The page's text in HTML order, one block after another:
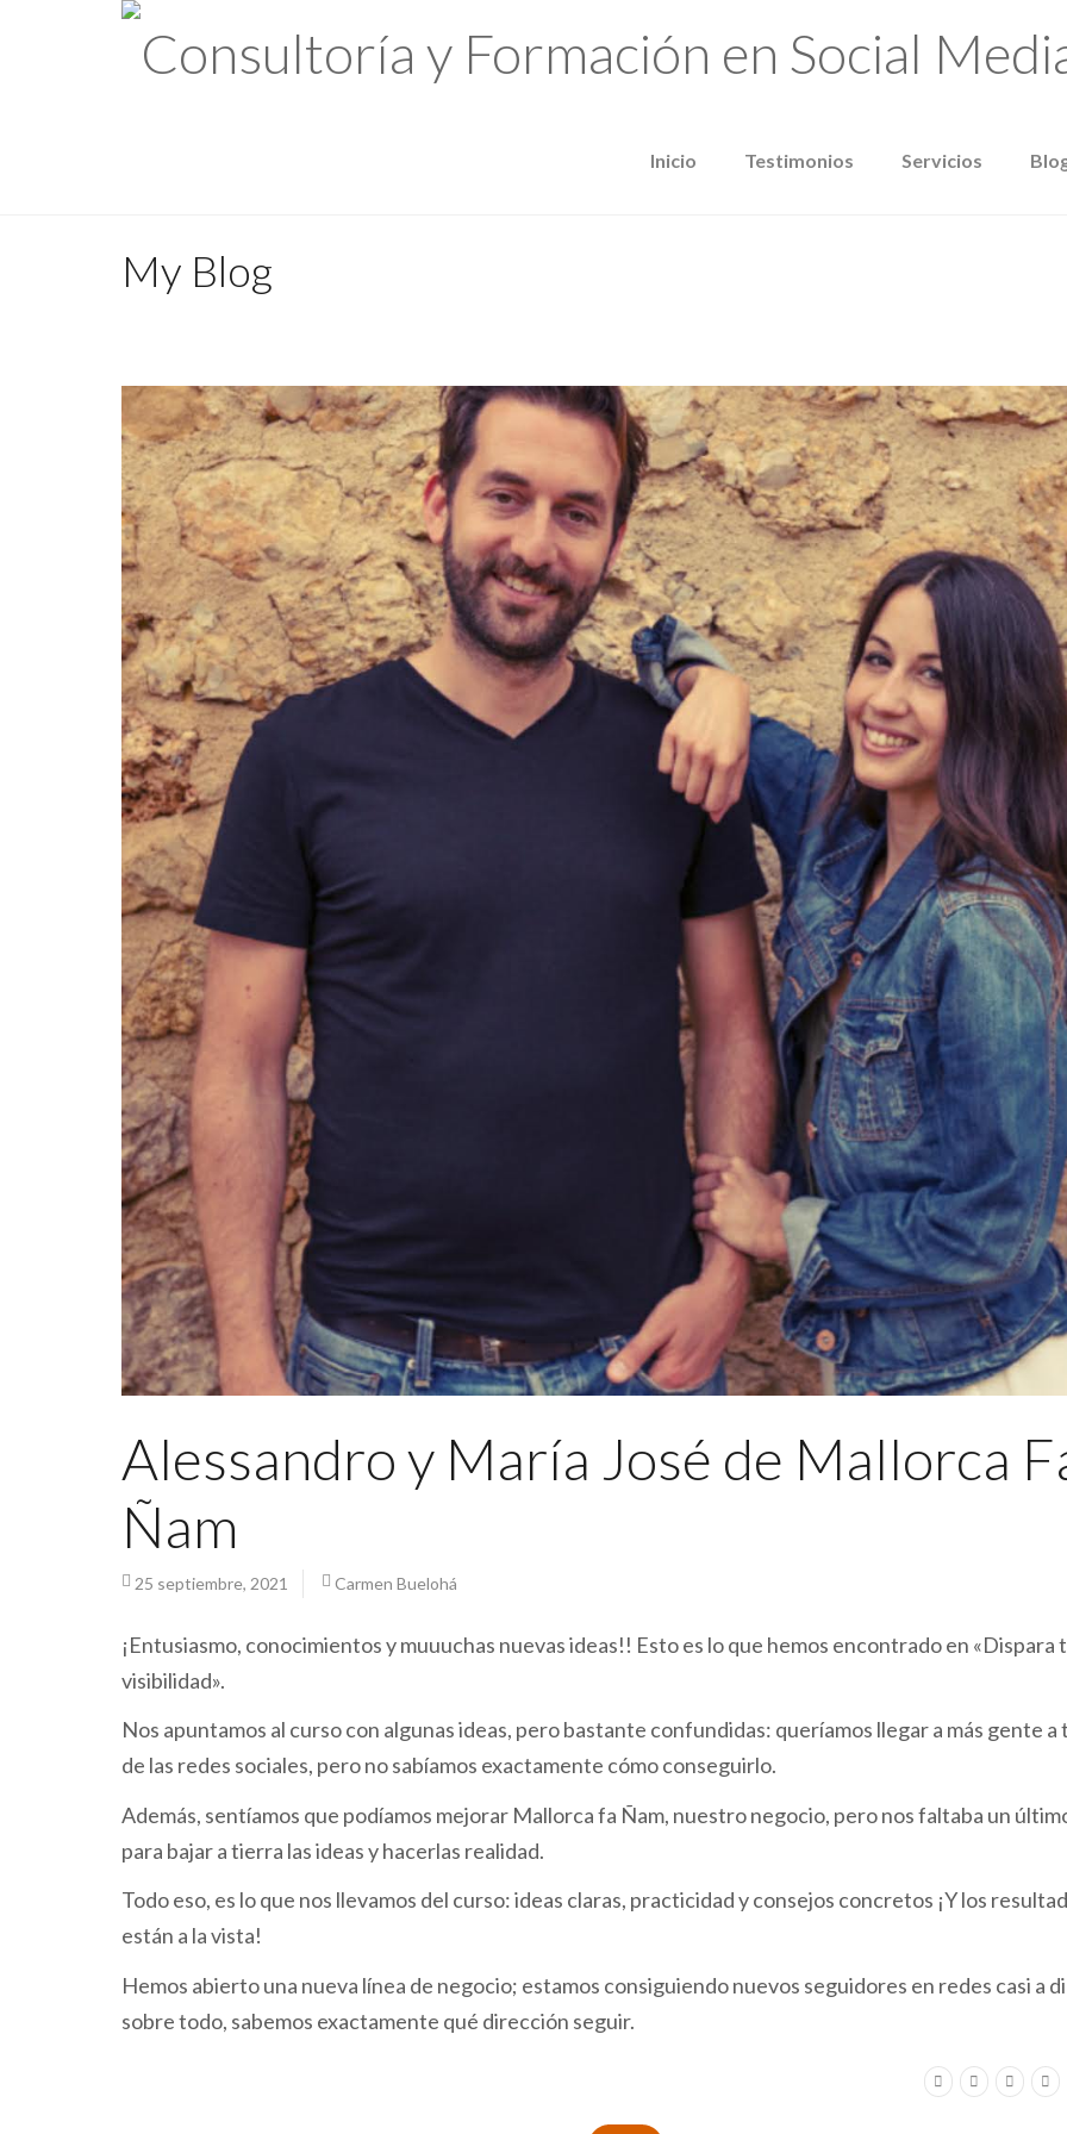
Inicio Testimonios Servicios
My Blog
Alessandro y María José de Mallorca
Ñam
25 septiembre, 2021 Carmen Buelohá
¡Entusiasmo, conocimientos y muuuchas nuevas ideas!! Esto es lo que hemos encontrado en «Dispara
visibilidad».
Nos apuntamos al curso con algunas ideas, pero bastante confundidas: queríamos llegar a más gente a
de las redes sociales, pero no sabíamos exactamente cómo conseguirlo.
Además, sentíamos que podíamos mejorar Mallorca fa Ñam, nuestro negocio, pero nos faltaba un
para bajar a tierra las ideas y hacerlas realidad.
Todo eso, es lo que nos llevamos del curso: ideas claras, practicidad y consejos concretos ¡Y los
están a la vista!
Hemos abierto una nueva línea de negocio; estamos consiguiendo nuevos seguidores en redes casi a
sobre todo, sabemos exactamente qué dirección seguir.